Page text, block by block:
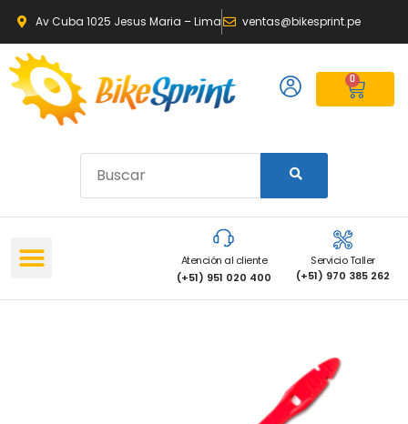
Av Cuba 1025 Jesus Maria – Lima ventas@bikesprint.pe
0
Atención al cliente
(+51) 951 020 400
Servicio Taller
(+51) 970 385 262